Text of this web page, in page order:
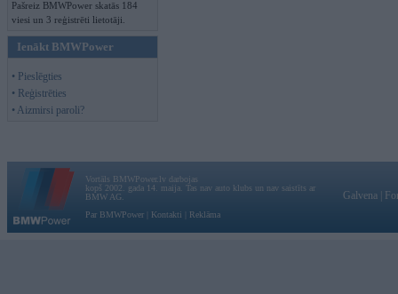
Pašreiz BMWPower skatās 184
viesi un 3 reģistrēti lietotāji.
Ienākt BMWPower
• Pieslēgties
• Reģistrēties
• Aizmirsi paroli?
Vortāls BMWPower.lv darbojas
kopš 2002. gada 14. maija. Tas nav auto klubs un nav saistīts ar
BMW AG.
Par BMWPower
Kontakti Reklāma
Galvena